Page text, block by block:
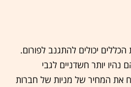
יכולים להתגנב לפורום.
יותר חשדניים לגבי
את המחיר של מניות של חברות